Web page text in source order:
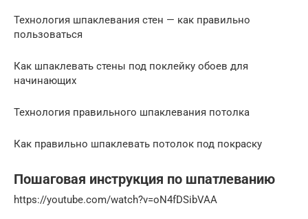
Технология шпаклевания стен — как правильно
пользоваться
Как шпаклевать стены под поклейку обоев для
начинающих
Технология правильного шпаклевания потолка
Как правильно шпаклевать потолок под покраску
Пошаговая инструкция по шпатлеванию
https://youtube.com/watch?v=oN4fDSibVAA